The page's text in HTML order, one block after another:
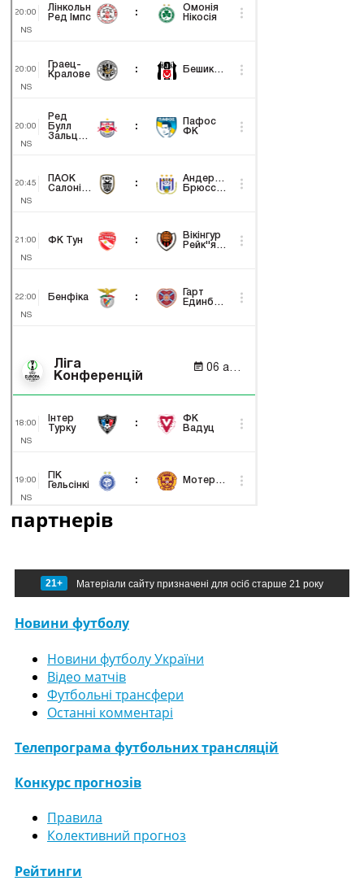
партнерів
21+ Матеріали сайту призначені для осіб старше 21 року
Новини футболу
Новини футболу України
Відео матчів
Футбольні трансфери
Останні комментарі
Телепрограма футбольних трансляцій
Конкурс прогнозів
Правила
Колективний прогноз
Рейтинги